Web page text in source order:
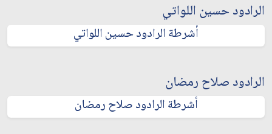
الرادود حسين اللواتي
أشرطة الرادود حسين اللواتي
الرادود صلاح رمضان
أشرطة الرادود صلاح رمضان